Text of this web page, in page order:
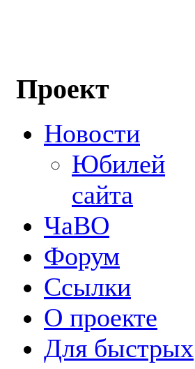
Проект
Новости
Юбилей
сайта
ЧаВО
Форум
Ссылки
О проекте
Для быстрых